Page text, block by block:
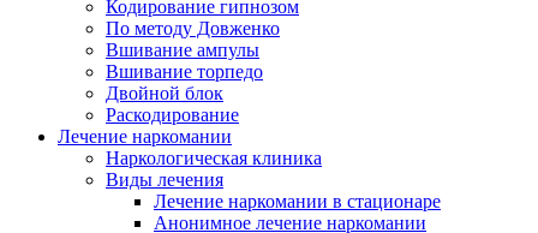
Кодирование гипнозом
По методу Довженко
Вшивание ампулы
Вшивание торпедо
Двойной блок
Раскодирование
Лечение наркомании
Наркологическая клиника
Виды лечения
Лечение наркомании в стационаре
Анонимное лечение наркомании